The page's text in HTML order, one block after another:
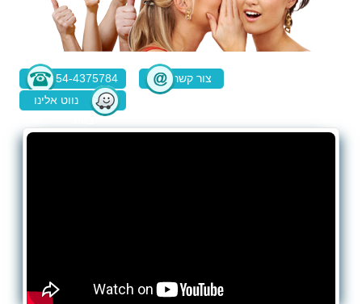
054-4375784
צור קשר
נווט אלינו